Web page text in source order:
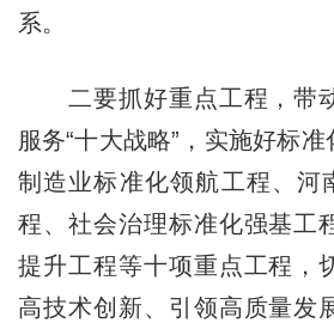
系。
二要抓好重点工程，带
服务“十大战略”，实施好标准
制造业标准化领航工程、河
程、社会治理标准化强基工
提升工程等十项重点工程，
高技术创新、引领高质量发